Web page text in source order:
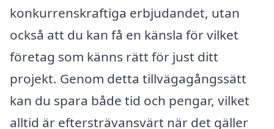
konkurrenskraftiga erbjudandet, utan
också att du kan få en känsla för vilket
företag som känns rätt för just ditt
projekt. Genom detta tillvägagångssätt
kan du spara både tid och pengar, vilket
alltid är eftersträvansvärt när det gäller